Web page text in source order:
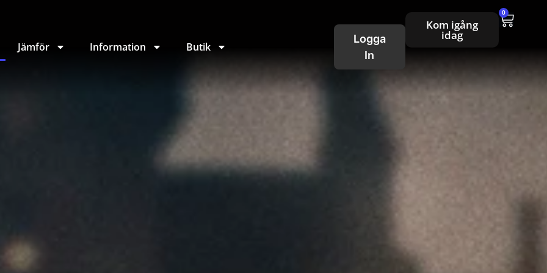
Jämför Information Butik
Logga
In
Kom igång
idag
0